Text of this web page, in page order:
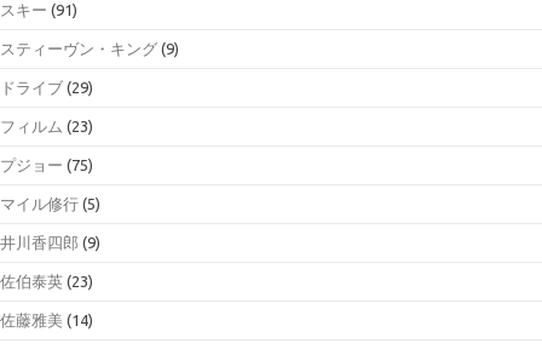
スキー (91)
スティーヴン・キング (9)
ドライブ (29)
フィルム (23)
プジョー (75)
マイル修行 (5)
井川香四郎 (9)
佐伯泰英 (23)
佐藤雅美 (14)